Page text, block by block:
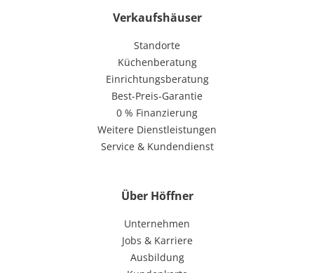
Verkaufshäuser
Standorte
Küchenberatung
Einrichtungsberatung
Best-Preis-Garantie
0 % Finanzierung
Weitere Dienstleistungen
Service & Kundendienst
Über Höffner
Unternehmen
Jobs & Karriere
Ausbildung